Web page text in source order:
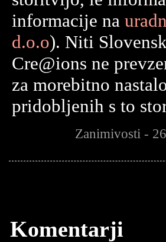
informacije na
d.o.o). Niti
Cre@ions ne
za morebitno
pridobljenih s to
Zanimivosti -
Komentarji